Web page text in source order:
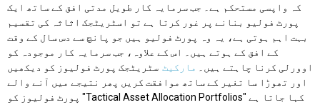
کہ واپسی مستحکم ہے۔ جب سرمایہ کار طویل مدتی افق کے ساتھ ایک
پورٹ فولیو بنانے پر غور کرتا ہے تو اسٹریٹجک اثاثہ کی تقسیم
بہت اہم ہوتی ہے، یہ وہ پورٹ فولیو ہیں جو پانچ سے دس سال کے وقت
کے افق کے ہوتے ہیں۔ اس کے علاوہ، جب سرمایہ کار موجودہ کو
اوورلی کرنا چاہتے ہیں۔
مارکیٹ سٹریٹجک پورٹ فولیوز کو دیکھیں
اور تھوڑا سا تغیر کے ساتھ موافقت کریں پھر نتیجے میں آنے والے
پورٹ فولیوز کو "Tactical Asset Allocation Portfolios" کہا جاتا ہے